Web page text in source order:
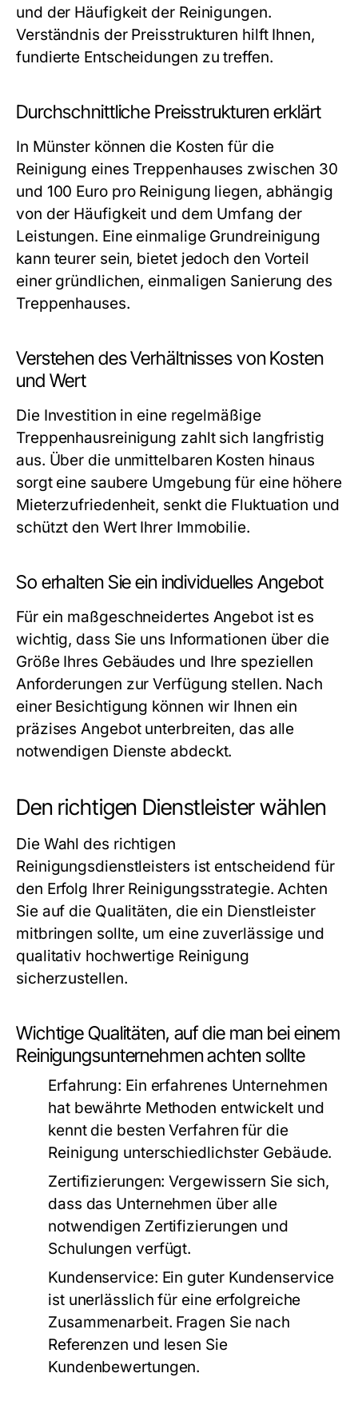
und der Häufigkeit der Reinigungen.
Verständnis der Preisstrukturen hilft Ihnen,
fundierte Entscheidungen zu treffen.
Durchschnittliche Preisstrukturen erklärt
In Münster können die Kosten für die
Reinigung eines Treppenhauses zwischen 30
und 100 Euro pro Reinigung liegen, abhängig
von der Häufigkeit und dem Umfang der
Leistungen. Eine einmalige Grundreinigung
kann teurer sein, bietet jedoch den Vorteil
einer gründlichen, einmaligen Sanierung des
Treppenhauses.
Verstehen des Verhältnisses von Kosten
und Wert
Die Investition in eine regelmäßige
Treppenhausreinigung zahlt sich langfristig
aus. Über die unmittelbaren Kosten hinaus
sorgt eine saubere Umgebung für eine höhere
Mieterzufriedenheit, senkt die Fluktuation und
schützt den Wert Ihrer Immobilie.
So erhalten Sie ein individuelles Angebot
Für ein maßgeschneidertes Angebot ist es
wichtig, dass Sie uns Informationen über die
Größe Ihres Gebäudes und Ihre speziellen
Anforderungen zur Verfügung stellen. Nach
einer Besichtigung können wir Ihnen ein
präzises Angebot unterbreiten, das alle
notwendigen Dienste abdeckt.
Den richtigen Dienstleister wählen
Die Wahl des richtigen
Reinigungsdienstleisters ist entscheidend für
den Erfolg Ihrer Reinigungsstrategie. Achten
Sie auf die Qualitäten, die ein Dienstleister
mitbringen sollte, um eine zuverlässige und
qualitativ hochwertige Reinigung
sicherzustellen.
Wichtige Qualitäten, auf die man bei einem
Reinigungsunternehmen achten sollte
Erfahrung: Ein erfahrenes Unternehmen
hat bewährte Methoden entwickelt und
kennt die besten Verfahren für die
Reinigung unterschiedlichster Gebäude.
Zertifizierungen: Vergewissern Sie sich,
dass das Unternehmen über alle
notwendigen Zertifizierungen und
Schulungen verfügt.
Kundenservice: Ein guter Kundenservice
ist unerlässlich für eine erfolgreiche
Zusammenarbeit. Fragen Sie nach
Referenzen und lesen Sie
Kundenbewertungen.